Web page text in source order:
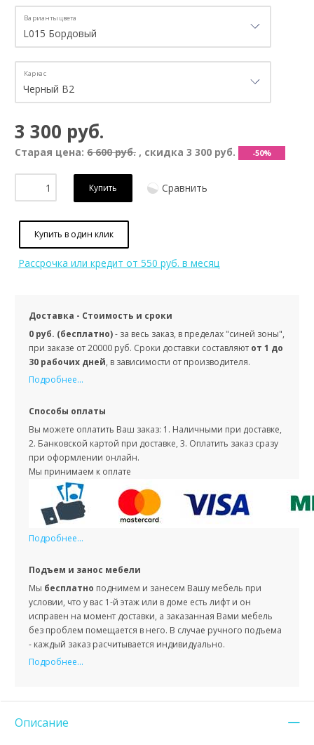
Варианты цвета
Каркас
3 300 руб.
Старая цена: 6 600 руб. , скидка 3 300 руб. -50%
Купить Сравнить
Купить в один клик
Рассрочка или кредит от 550 руб. в месяц
Доставка - Стоимость и сроки
0 руб. (бесплатно)- за весь заказ, в пределах "синей зоны",
при заказе от 20000 руб. Сроки доставки составляют от 1 до
30 рабочих дней, в зависимости от производителя.
Подробнее...
Способы оплаты
Вы можете оплатить Ваш заказ: 1. Наличными при доставке,
2. Банковской картой при доставке, 3. Оплатить заказ сразу
при оформлении онлайн.
Мы принимаем к оплате
Подробнее...
Подъем и занос мебели
Мы бесплатно поднимем и занесем Вашу мебель при
условии, что у вас 1-й этаж или в доме есть лифт и он
исправен на момент доставки, а заказанная Вами мебель
без проблем помещается в него. В случае ручного подъема
- каждый заказ расчитывается индивидуально.
Подробнее...
Описание